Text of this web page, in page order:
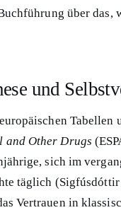
über das,
und
Tabellen
and Other Drugs
sich im
täglich
Vertrauen in